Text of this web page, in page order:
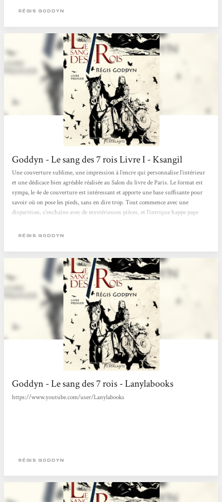
raconter son histoire, j’ai eu envie de découvrir ce roman. L’auteur m’a présenté
RÉGIS GODDYN
Goddyn - Le sang des 7 rois Livre I - Ksangil
Une couverture sublime, une impression à l’encre qui personnalise l’intérieur
et une dédicace bien agréable réalisée au Salon du livre de Paris. Le format est
sympa, le 4e de couverture est intéressant et apporte une base suffisante pour
savoir où on pose les pieds, sans en dire trop. Tout commence avec une
disparition, s’enchaîne avec de mystérieuses pièces, et l’intrigue happe page
déjà à ce moment-là une certitude : ce roman va être riche...
RÉGIS GODDYN
Goddyn - Le sang des 7 rois - Lanylabooks
https://www.youtube.com/user/Lanylabooks
RÉGIS GODDYN